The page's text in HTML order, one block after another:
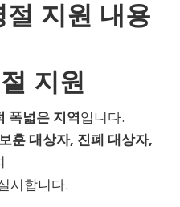
지원 내용
지원
폭넓은 지역입니다.
보훈 대상자, 진폐 대상자,
시합니다.